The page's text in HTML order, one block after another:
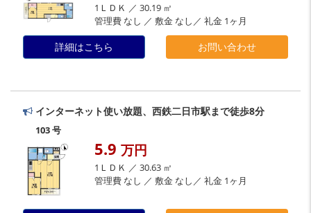
1ＬＤＫ ／ 30.19 ㎡
管理費 なし ／ 敷金 なし／ 礼金 1ヶ月
詳細はこちら お問い合わせ
インターネット使い放題、西鉄二日市駅まで徒歩8分
103 号
5.9 万円
1ＬＤＫ ／ 30.63 ㎡
管理費 なし ／ 敷金 なし／ 礼金 1ヶ月